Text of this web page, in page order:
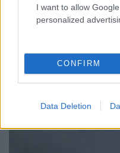
I want to allow
personalized
CONFIRM
Data Deletion
Περού: Βίντεο
τραγουδίστρια από